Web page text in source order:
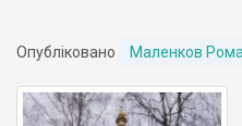
Опубліковано Маленков